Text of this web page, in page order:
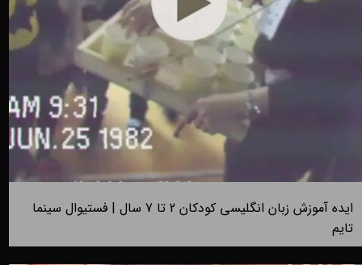
ایده آموزش زبان انگلیسی کودکان 2 تا 7 سال | فستیوال سینما
تایم